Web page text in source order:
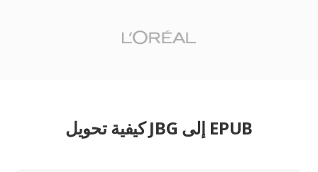
كيفية تحويل JBG إلى EPUB